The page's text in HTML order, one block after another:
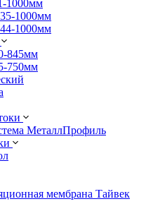
1000мм
1000мм
1000мм
845мм
750мм
МеталлПрофиль
мембрана Тайвек